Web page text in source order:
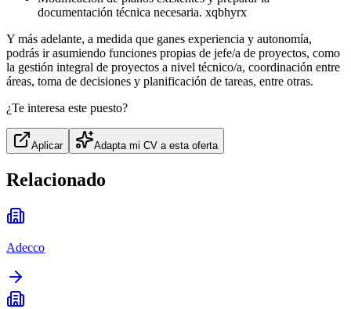
documentación técnica necesaria. xqbhyrx
Y más adelante, a medida que ganes experiencia y autonomía,
podrás ir asumiendo funciones propias de jefe/a de proyectos, como
la gestión integral de proyectos a nivel técnico/a, coordinación entre
áreas, toma de decisiones y planificación de tareas, entre otras.
¿Te interesa este puesto?
Aplicar Adapta mi CV a esta oferta
Relacionado
Adecco